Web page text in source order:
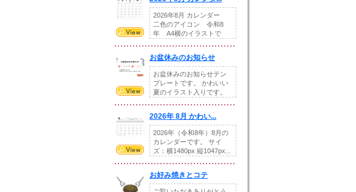
2026年8月 カレンダー
二色のアイコン 令和8
年 A4横のイラストで
お盆休みのお知らせ
お盆休みのお知らせテン
プレートです。 かわいい
夏のイラスト入りです。
2026年 8月 かわい...
2026年（令和8年）8月の
カレンダーです。 サイ
ズ：横1480px 縦1047px...
お好み焼きとコテ